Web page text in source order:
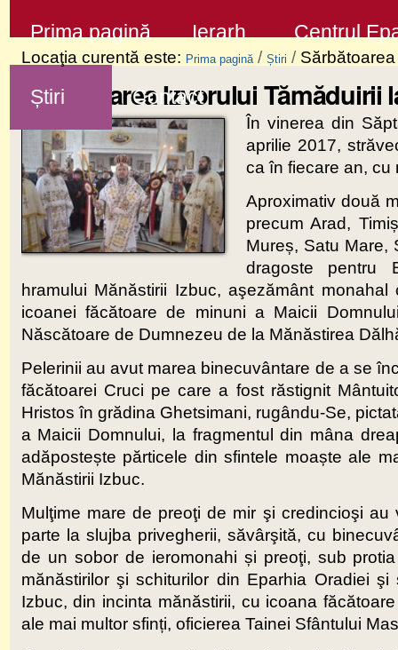
la
conţinut
Sari
la
navigare
Prima pagină Ierarh Centrul
Știri Contact
Locaţia curentă este: Prima pagină / Știri /
Sărbătoarea Izvorului Tămăduirii
În vinerea din
aprilie 2017,
ca în fiecare an, cu
Aproximativ două
precum Arad,
Mureș, Satu Mare,
dragoste pentru
hramului Mănăstirii Izbuc, aşezământ
icoanei făcătoare de minuni a Maicii
Născătoare de Dumnezeu de la Mănăstirea
Pelerinii au avut marea binecuvântare de a se
făcătoarei Cruci pe care a fost răstignit
Hristos în grădina Ghetsimani, rugându-Se,
a Maicii Domnului, la fragmentul din mâna
adăpostește părticele din sfintele moaște ale
Mănăstirii Izbuc.
Mulţime mare de preoţi de mir şi credincioşi
parte la slujba privegherii, săvârşită, cu
de un sobor de ieromonahi și preoţi, sub
mănăstirilor şi schiturilor din Eparhia Oradiei
Izbuc, din incinta mănăstirii, cu icoana
ale mai multor sfinți, oficierea Tainei Sfântului